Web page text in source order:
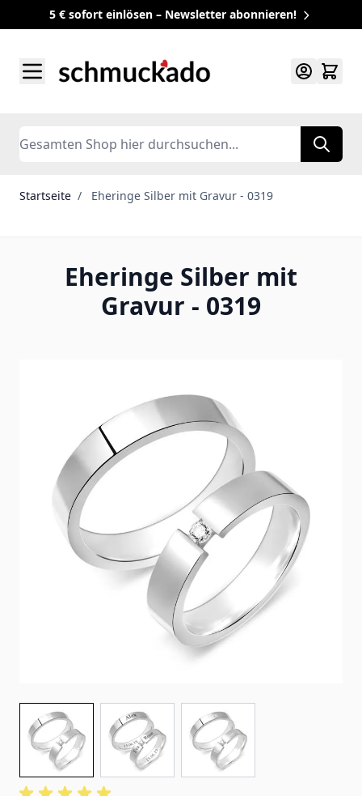
5 € sofort einlösen – Newsletter abonnieren!
Search
Startseite / Eheringe Silber mit Gravur - 0319
Eheringe Silber mit
Gravur - 0319